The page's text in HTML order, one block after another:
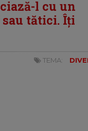
l cu un
tătici. Îți
TEMA: